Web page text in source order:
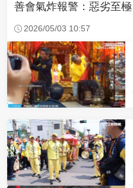
善會氣炸報警：惡劣至極
2026/05/03 10:57